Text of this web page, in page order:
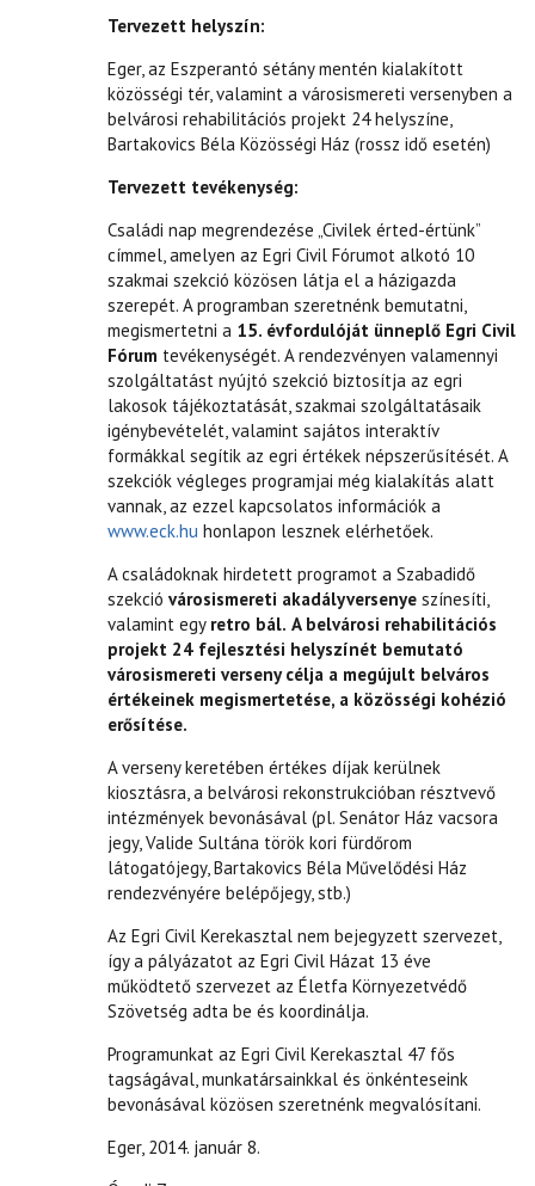
Tervezett helyszín:
Eger, az Eszperantó sétány mentén kialakított
közösségi tér, valamint a városismereti versenyben a
belvárosi rehabilitációs projekt 24 helyszíne,
Bartakovics Béla Közösségi Ház (rossz idő esetén)
Tervezett tevékenység:
Családi nap megrendezése „Civilek érted-értünk”
címmel, amelyen az Egri Civil Fórumot alkotó 10
szakmai szekció közösen látja el a házigazda
szerepét. A programban szeretnénk bemutatni,
megismertetni a 15. évfordulóját ünneplő Egri Civil
Fórum tevékenységét. A rendezvényen valamennyi
szolgáltatást nyújtó szekció biztosítja az egri
lakosok tájékoztatását, szakmai szolgáltatásaik
igénybevételét, valamint sajátos interaktív
formákkal segítik az egri értékek népszerűsítését. A
szekciók végleges programjai még kialakítás alatt
vannak, az ezzel kapcsolatos információk a
www.eck.hu honlapon lesznek elérhetőek.
A családoknak hirdetett programot a Szabadidő
szekció városismereti akadályversenye színesíti,
valamint egy retro bál. A belvárosi rehabilitációs
projekt 24 fejlesztési helyszínét bemutató
városismereti verseny célja a megújult belváros
értékeinek megismertetése, a közösségi kohézió
erősítése.
A verseny keretében értékes díjak kerülnek
kiosztásra, a belvárosi rekonstrukcióban résztvevő
intézmények bevonásával (pl. Senátor Ház vacsora
jegy, Valide Sultána török kori fürdőrom
látogatójegy, Bartakovics Béla Művelődési Ház
rendezvényére belépőjegy, stb.)
Az Egri Civil Kerekasztal nem bejegyzett szervezet,
így a pályázatot az Egri Civil Házat 13 éve
működtető szervezet az Életfa Környezetvédő
Szövetség adta be és koordinálja.
Programunkat az Egri Civil Kerekasztal 47 fős
tagságával, munkatársainkkal és önkénteseink
bevonásával közösen szeretnénk megvalósítani.
Eger, 2014. január 8.